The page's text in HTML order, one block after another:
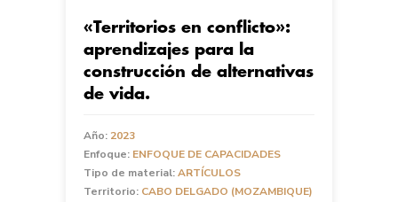
«Territorios en conflicto»:
aprendizajes para la
construcción de alternativas
de vida.
Año: 2023
Enfoque: ENFOQUE DE CAPACIDADES
Tipo de material:ARTÍCULOS
Territorio: CABO DELGADO (MOZAMBIQUE)